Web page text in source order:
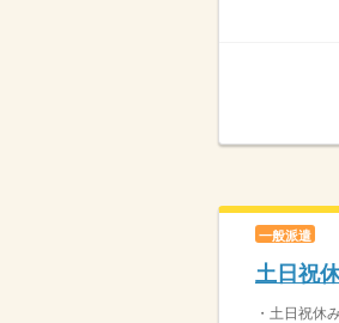
一般派遣
土日祝
・土日祝休